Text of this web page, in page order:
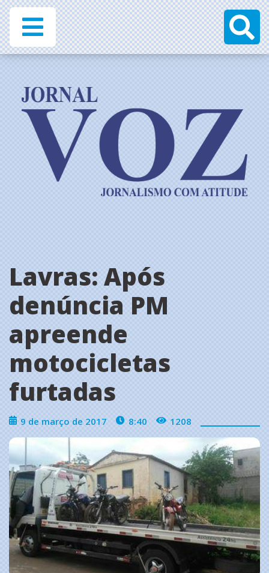
Lavras: Após
denúncia PM
apreende
motocicletas
furtadas
9 de março de 2017 8:40 1208